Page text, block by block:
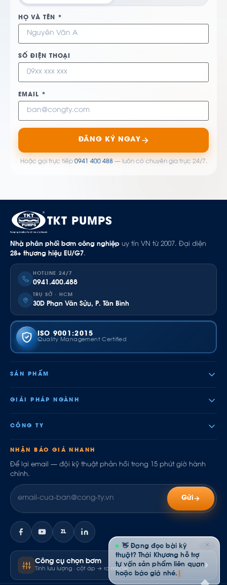
HỌ VÀ TÊN *
SỐ ĐIỆN THOẠI
EMAIL *
ĐĂNG KÝ NGAY
Hoặc gọi trực tiếp 0941 400 488— luôn có chuyên gia trực 24/7.
TKT PUMPS
Nhà phân phối bơm công nghiệp uy tín VN từ 2007. Đại diện
28+ thương hiệu EU/G7.
HOTLINE 24/7
0941.400.488
TRỤ SỞ · HCM
30D Phan Văn Sửu, P. Tân Bình
ISO 9001:2015
Quality Management Certified
SẢN PHẨM
GIẢI PHÁP NGÀNH
CÔNG TY
NHẬN BÁO GIÁ NHANH
Để lại email — đội kỹ thuật phản hồi trong 15 phút giờ hành
chính.
Gửi
ZL
Công cụ chọn bơm
Tính lưu lượng · cột áp → ra model
✕
👋 Đang đọc bài kỹ
thuật? Thái Khương hỗ trợ
tư vấn sản phẩm liên quan
hoặc báo giá nhé.